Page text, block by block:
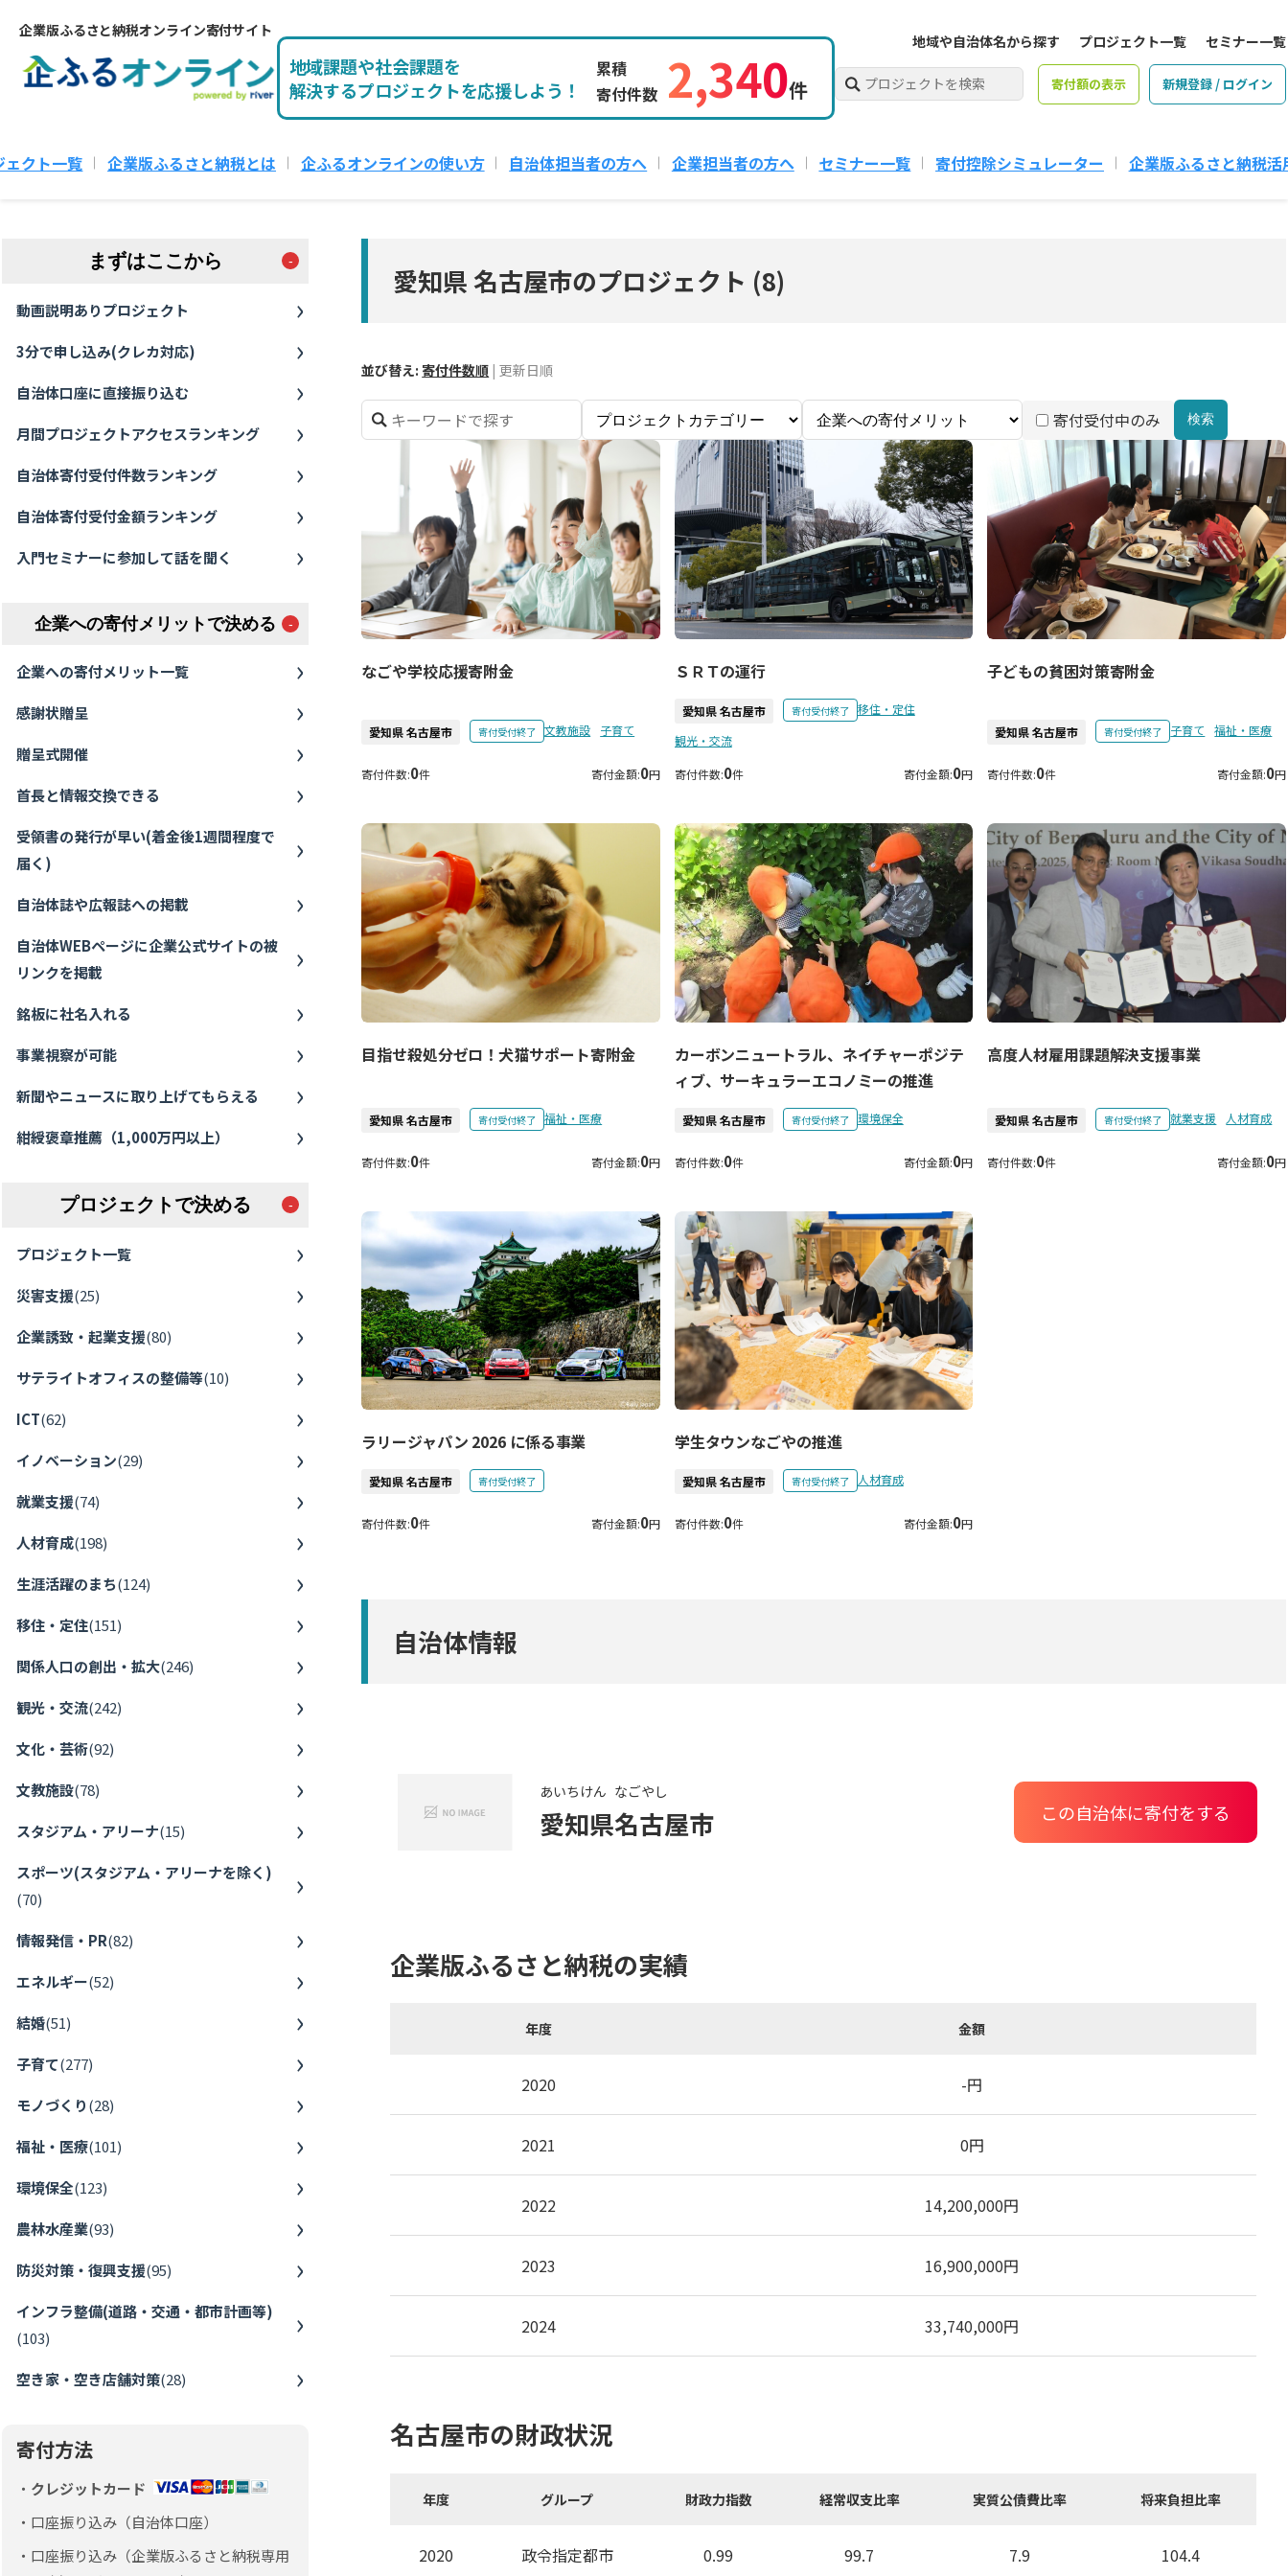
企業版ふるさと納税オンライン寄付サイト
地域課題や社会課題を
解決するプロジェクトを応援しよう！
累積
寄付件数 2,340件
地域や自治体名から探す プロジェクト一覧 セミナー一覧
寄付額の表示 新規登録 / ログイン
ェクト一覧 企業版ふるさと納税とは 企ふるオンラインの使い方 自治体担当者の方へ 企業担当者の方へ セミナー一覧 寄付控除シミュレーター 企業版ふるさと納税活
まずはここから
動画説明ありプロジェクト
3分で申し込み(クレカ対応)
自治体口座に直接振り込む
月間プロジェクトアクセスランキング
自治体寄付受付件数ランキング
自治体寄付受付金額ランキング
入門セミナーに参加して話を聞く
企業への寄付メリットで決める
企業への寄付メリット一覧
感謝状贈呈
贈呈式開催
首長と情報交換できる
受領書の発行が早い(着金後1週間程度で
届く)
自治体誌や広報誌への掲載
自治体WEBページに企業公式サイトの被
リンクを掲載
銘板に社名入れる
事業視察が可能
新聞やニュースに取り上げてもらえる
紺綬褒章推薦（1,000万円以上）
プロジェクトで決める
プロジェクト一覧
災害支援(25)
企業誘致・起業支援(80)
サテライトオフィスの整備等(10)
ICT(62)
イノベーション(29)
就業支援(74)
人材育成(198)
生涯活躍のまち(124)
移住・定住(151)
関係人口の創出・拡大(246)
観光・交流(242)
文化・芸術(92)
文教施設(78)
スタジアム・アリーナ(15)
スポーツ(スタジアム・アリーナを除く)
(70)
情報発信・PR(82)
エネルギー(52)
結婚(51)
子育て(277)
モノづくり(28)
福祉・医療(101)
環境保全(123)
農林水産業(93)
防災対策・復興支援(95)
インフラ整備(道路・交通・都市計画等)
(103)
空き家・空き店舗対策(28)
寄付方法
クレジットカード
口座振り込み（自治体口座）
口座振り込み（企業版ふるさと納税専用
愛知県 名古屋市のプロジェクト (8)
並び替え: 寄付件数順 | 更新日順
寄付受付中のみ 検索
なごや学校応援寄附金
愛知県 名古屋市 寄付受付終了 文教施設 子育て
寄付件数:0件 寄付金額:0円
ＳＲＴの運行
愛知県 名古屋市 寄付受付終了
移住・定住
観光・交流
寄付件数:0件 寄付金額:0円
子どもの貧困対策寄附金
愛知県 名古屋市 寄付受付終了 子育て 福祉・医療
寄付件数:0件 寄付金額:0円
目指せ殺処分ゼロ！犬猫サポート寄附金
愛知県 名古屋市 寄付受付終了 福祉・医療
寄付件数:0件 寄付金額:0円
カーボンニュートラル、ネイチャーポジテ
ィブ、サーキュラーエコノミーの推進
愛知県 名古屋市 寄付受付終了 環境保全
寄付件数:0件 寄付金額:0円
高度人材雇用課題解決支援事業
愛知県 名古屋市 寄付受付終了 就業支援 人材育成
寄付件数:0件 寄付金額:0円
ラリージャパン 2026 に係る事業
愛知県 名古屋市 寄付受付終了
寄付件数:0件 寄付金額:0円
学生タウンなごやの推進
愛知県 名古屋市 寄付受付終了 人材育成
寄付件数:0件 寄付金額:0円
自治体情報
あいちけん
愛知県
なごやし
名古屋市 この自治体に寄付をする
企業版ふるさと納税の実績
年度 金額
2020 -円
2021 0円
2022 14,200,000円
2023 16,900,000円
2024 33,740,000円
名古屋市の財政状況
年度 グループ 財政力指数 経常収支比率 実質公債費比率 将来負担比率
2020 政令指定都市 0.99 99.7 7.9 104.4